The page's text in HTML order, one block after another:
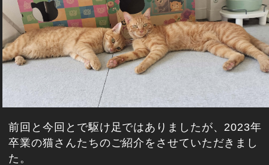
前回と今回とで駆け足ではありましたが、2023年
卒業の猫さんたちのご紹介をさせていただきまし
た。